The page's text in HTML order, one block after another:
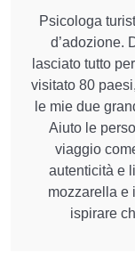
Psicologa
d’adozione.
lasciato tutto
visitato 80
le mie due
Aiuto le
viaggio
autenticità e
mozzarella e
ispirare